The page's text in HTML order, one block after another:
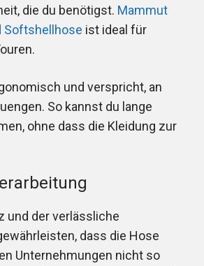
die du benötigst. Mammut
Softshellhose ist ideal für
und verspricht, an
So kannst du lange
ohne dass die Kleidung zur
und der verlässliche
dass die Hose
Unternehmungen nicht so